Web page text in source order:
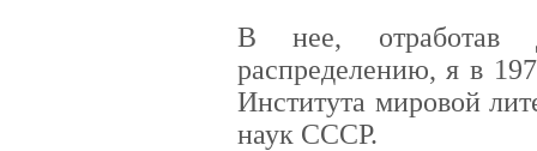
В нее, отработав
распределению, я в
Института мировой
наук СССР.